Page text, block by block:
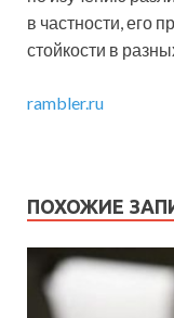
в частности, его
стойкости в
rambler.ru
ПОХОЖИЕ